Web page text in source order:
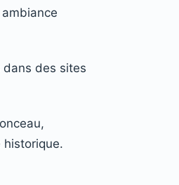
des sites
historique.